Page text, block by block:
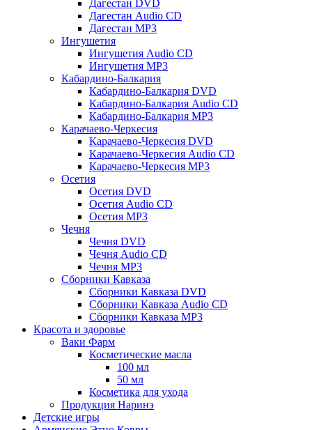
Дагестан DVD
Дагестан Audio CD
Дагестан MP3
Ингушетия
Ингушетия Audio CD
Ингушетия MP3
Кабардино-Балкария
Кабардино-Балкария DVD
Кабардино-Балкария Audio CD
Кабардино-Балкария MP3
Карачаево-Черкесия
Карачаево-Черкесия DVD
Карачаево-Черкесия Audio CD
Карачаево-Черкесия MP3
Осетия
Осетия DVD
Осетия Audio CD
Осетия MP3
Чечня
Чечня DVD
Чечня Audio CD
Чечня MP3
Сборники Кавказа
Сборники Кавказа DVD
Сборники Кавказа Audio CD
Сборники Кавказа MP3
Красота и здоровье
Ваки Фарм
Косметические масла
100 мл
50 мл
Косметика для ухода
Продукция Наринэ
Детские игры